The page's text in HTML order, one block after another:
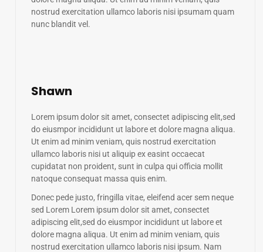
nostrud exercitation ullamco laboris nisi ipsumam quam
nunc blandit vel.
Shawn
Lorem ipsum dolor sit amet, consectet adipiscing elit,sed
do eiusmpor incididunt ut labore et dolore magna aliqua.
Ut enim ad minim veniam, quis nostrud exercitation
ullamco laboris nisi ut aliquip ex easint occaecat
cupidatat non proident, sunt in culpa qui officia mollit
natoque consequat massa quis enim.
Donec pede justo, fringilla vitae, eleifend acer sem neque
sed Lorem Lorem ipsum dolor sit amet, consectet
adipiscing elit,sed do eiusmpor incididunt ut labore et
dolore magna aliqua. Ut enim ad minim veniam, quis
nostrud exercitation ullamco laboris nisi ipsum. Nam